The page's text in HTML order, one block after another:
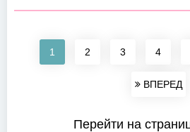
1 2 3 4
ВПЕРЕД
Перейти на